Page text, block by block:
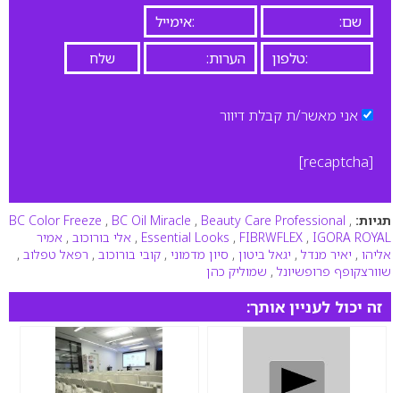
אני מאשר/ת קבלת דיוור
[recaptcha]
תגיות: BC Color Freeze , BC Oil Miracle , Beauty Care Professional ,
Essential Looks , FIBRWFLEX , IGORA ROYAL
, אלי בורוכוב , אמיר
אליהו , יאיר מנדל , יגאל ביטון , סיון מדמוני , קובי בורוכוב , רפאל טפלוב ,
שוורצקופף פרופשיונל , שמוליק כהן
זה יכול לעניין אותך: